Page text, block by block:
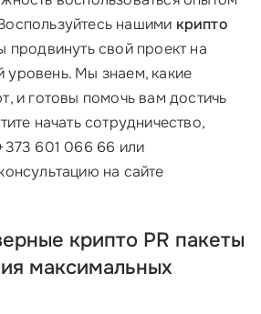
нашими крипто
продвинуть свой проект на
Мы знаем, какие
и готовы помочь вам достичь
начать сотрудничество,
601 066 66 или
на сайте
крипто PR пакеты
максимальных